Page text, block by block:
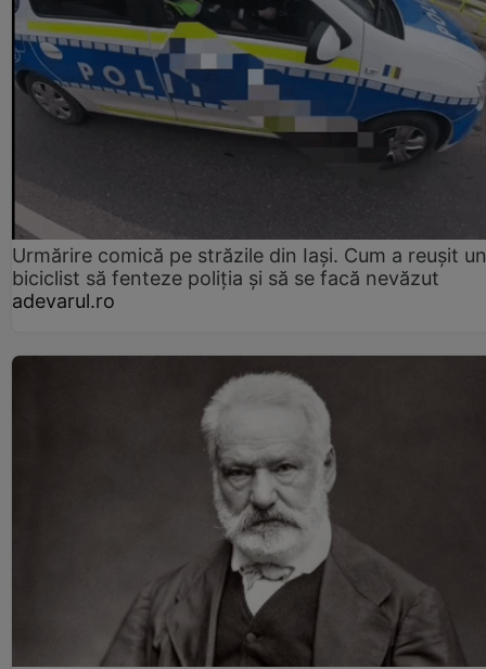
Urmărire comică pe străzile din Iași. Cum a reușit un
biciclist să fenteze poliția și să se facă nevăzut
adevarul.ro